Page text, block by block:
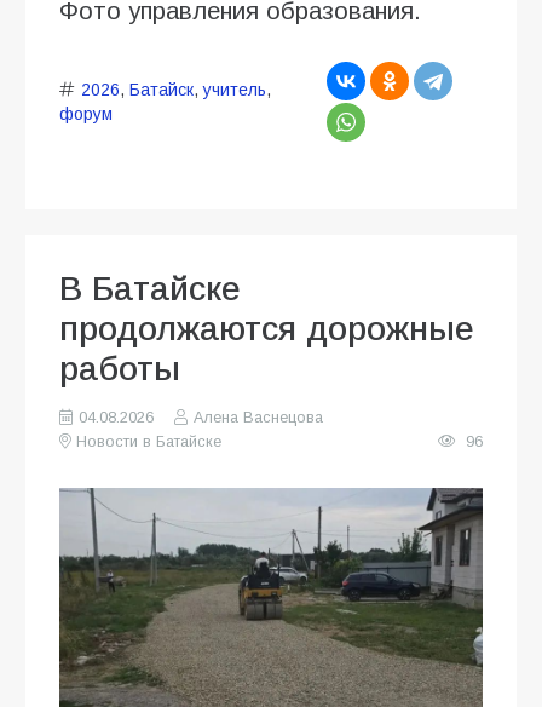
Фото управления образования.
2026, Батайск,учитель,
форум
В Батайске
продолжаются дорожные
работы
04.08.2026
Алена Васнецова
Новости в Батайске
96